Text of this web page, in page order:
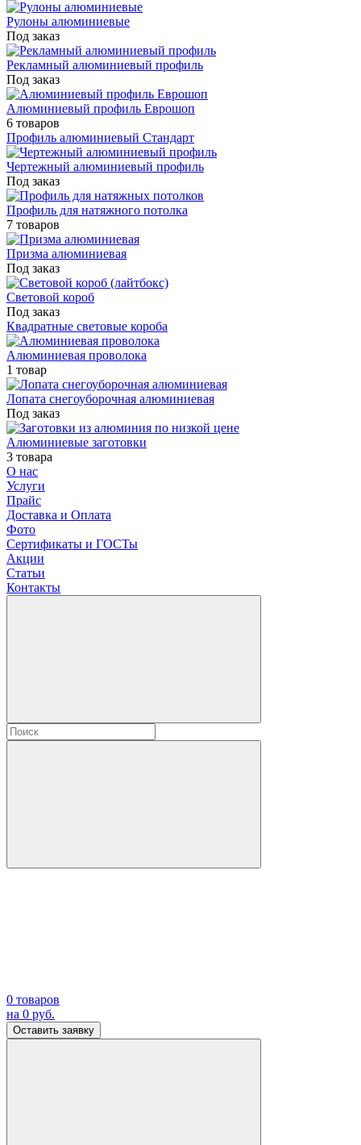
Рулоны алюминиевые
Под заказ
Рекламный алюминиевый профиль
Под заказ
Алюминиевый профиль Еврошоп
6 товаров
Профиль алюминиевый Стандарт
Чертежный алюминиевый профиль
Под заказ
Профиль для натяжного потолка
7 товаров
Призма алюминиевая
Под заказ
Световой короб
Под заказ
Квадратные световые короба
Алюминиевая проволока
1 товар
Лопата снегоуборочная алюминиевая
Под заказ
Алюминиевые заготовки
3 товара
О нас
Услуги
Прайс
Доставка и Оплата
Фото
Сертификаты и ГОСТы
Акции
Статьи
Контакты
0 товаров
на 0 руб.
Оставить заявку